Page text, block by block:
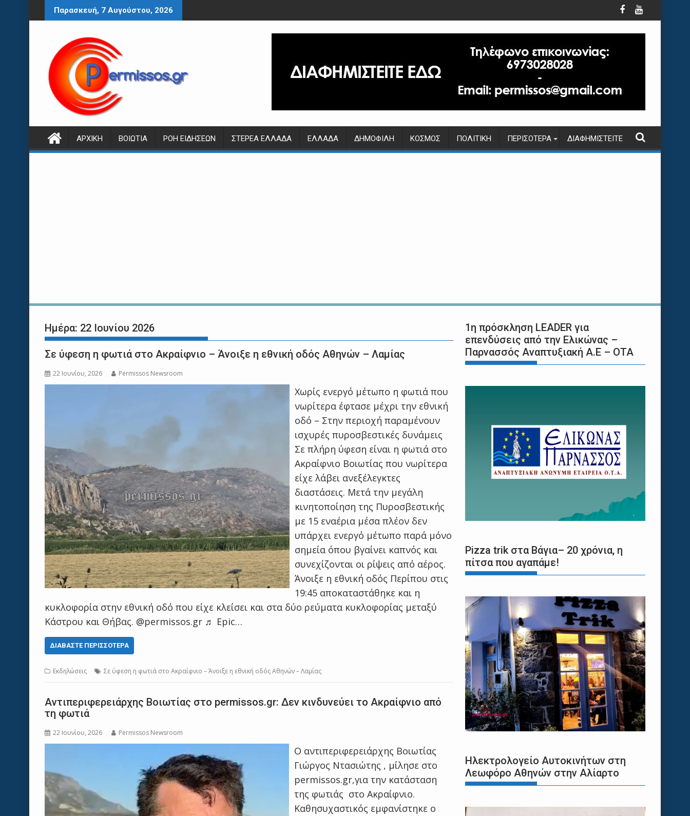
Περάστε
στο
Παρασκευή, 7 Αυγούστου, 2026
ΑΡΧΙΚΉ ΒΟΙΩΤΊΑ ΡΟΉ ΕΙΔΉΣΕΩΝ ΣΤΕΡΕΆ ΕΛΛΆΔΑ ΕΛΛΆΔΑ ΔΗΜΟΦΙΛΉ ΚΌΣΜΟΣ ΠΟΛΙΤΙΚΉ ΠΕΡΙΣΌΤΕΡΑ ΔΙΑΦΗΜΙΣΤΕΊΤΕ
Ημέρα: 22 Ιουνίου 2026
Σε ύφεση η φωτιά στο Ακραίφνιο – Άνοιξε η εθνική οδός Αθηνών – Λαμίας
22 Ιουνίου, 2026 Permissos Newsroom
Χωρίς ενεργό μέτωπο η φωτιά που
νωρίτερα έφτασε μέχρι την εθνική
οδό – Στην περιοχή παραμένουν
ισχυρές πυροσβεστικές δυνάμεις
Σε πλήρη ύφεση είναι η φωτιά στο
Ακραίφνιο Βοιωτίας που νωρίτερα
είχε λάβει ανεξέλεγκτες
διαστάσεις. Μετά την μεγάλη
κινητοποίηση της Πυροσβεστικής
με 15 εναέρια μέσα πλέον δεν
υπάρχει ενεργό μέτωπο παρά μόνο
σημεία όπου βγαίνει καπνός και
συνεχίζονται οι ρίψεις από αέρος.
Άνοιξε η εθνική οδός Περίπου στις
19:45 αποκαταστάθηκε και η
κυκλοφορία στην εθνική οδό που είχε κλείσει και στα δύο ρεύματα κυκλοφορίας μεταξύ
Κάστρου και Θήβας. @permissos.gr ♬ Epic…
ΔΙΑΒΆΣΤΕ ΠΕΡΙΣΣΌΤΕΡΑ
Εκδηλώσεις Σε ύφεση η φωτιά στο Ακραίφνιο – Άνοιξε η εθνική οδός Αθηνών – Λαμίας
Αντιπεριφερειάρχης Βοιωτίας στο permissos.gr: Δεν κινδυνεύει το Ακραίφνιο από
τη φωτιά
22 Ιουνίου, 2026 Permissos Newsroom
Ο αντιπεριφερειάρχης Βοιωτίας
Γιώργος Ντασιώτης , μίλησε στο
permissos.gr,για την κατάσταση
της φωτιάς στο Ακραίφνιο.
Καθησυχαστικός εμφανίστηκε ο
1η πρόσκληση LEADER για
επενδύσεις από την Ελικώνας –
Παρνασσός Αναπτυξιακή Α.Ε – ΟΤΑ
Pizza trik στα Βάγια– 20 χρόνια, η
πίτσα που αγαπάμε!
Ηλεκτρολογείο Αυτοκινήτων στη
Λεωφόρο Αθηνών στην Αλίαρτο